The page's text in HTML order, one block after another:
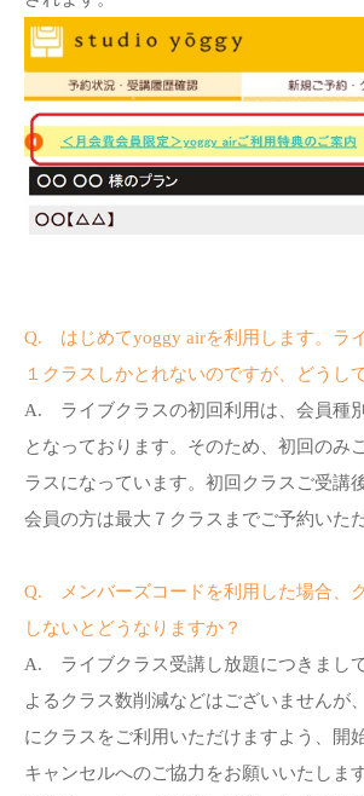
Q. はじめてyoggy airを利用します。ラ
１クラスしかとれないのですが、どうし
A. ライブクラスの初回利用は、会員種
となっております。そのため、初回のみ
ラスになっています。初回クラスご受講
会員の方は最大７クラスまでご予約いた
Q. メンバーズコードを利用した場合、
しないとどうなりますか？
A. ライブクラス受講し放題につきまし
よるクラス数削減などはございませんが
にクラスをご利用いただけますよう、開
キャンセルへのご協力をお願いいたします